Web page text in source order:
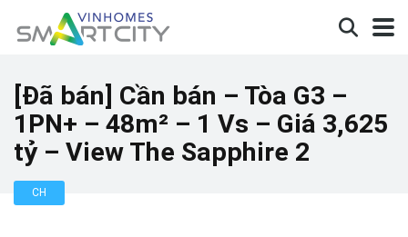
[Đã bán] Cần bán – Tòa G3 –
1PN+ – 48m² – 1 Vs – Giá 3,625
tỷ – View The Sapphire 2
CH